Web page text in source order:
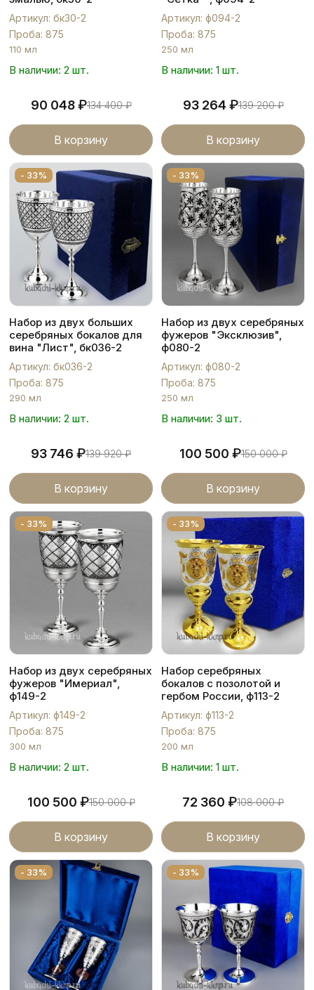
Артикул: бк30-2
Проба: 875
110 мл
В наличии: 2 шт.
90 048₽134 400₽
В корзину
Артикул: ф094-2
Проба: 875
250 мл
В наличии: 1 шт.
93 264 ₽139 200₽
В корзину
- 33%
Набор из двух больших
серебряных бокалов для
вина "Лист", бк036-2
Артикул: бк036-2
Проба: 875
290 мл
В наличии: 2 шт.
93 746 ₽139 920₽
В корзину
- 33%
Набор из двух серебряных
фужеров "Эксклюзив",
ф080-2
Артикул: ф080-2
Проба: 875
250 мл
В наличии: 3 шт.
100 500 ₽150 000₽
В корзину
- 33%
Набор из двух серебряных
фужеров "Имериал",
ф149-2
Артикул: ф149-2
Проба: 875
300 мл
В наличии: 2 шт.
100 500 ₽150 000₽
В корзину
- 33%
Набор серебряных
бокалов с позолотой и
гербом России, ф113-2
Артикул: ф113-2
Проба: 875
200 мл
В наличии: 1 шт.
72 360 ₽108 000₽
В корзину
- 33% - 33%